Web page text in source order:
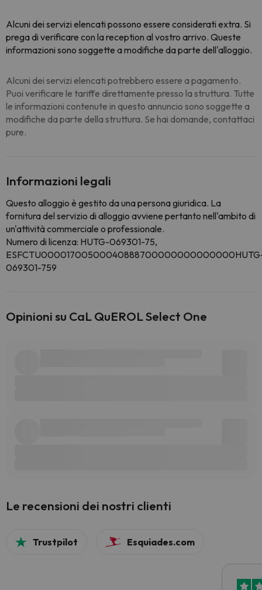
Alcuni dei servizi elencati possono essere considerati extra. Si
prega di verificare con la reception al vostro arrivo. Queste
informazioni sono soggette a modifiche da parte dell'alloggio.
Alcuni dei servizi elencati potrebbero essere a pagamento.
Puoi verificare le tariffe direttamente presso la struttura. Tutte
le informazioni contenute in questo annuncio sono soggette a
modifiche da parte della struttura. Se hai domande, contattaci
pure.
Informazioni legali
Questo alloggio è gestito da una persona giuridica. La
fornitura del servizio di alloggio avviene pertanto nell'ambito di
un'attività commerciale o professionale.
Numero di licenza: HUTG-069301-75,
069301-759
Opinioni su CaL QuEROL Select One
Le recensioni dei nostri clienti
Trustpilot Esquiades.com